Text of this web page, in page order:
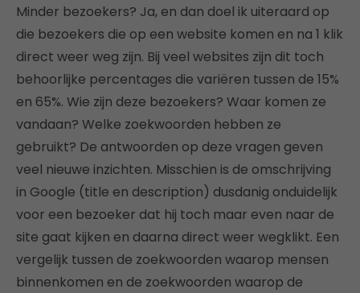
Minder bezoekers? Ja, en dan doel ik uiteraard op
die bezoekers die op een website komen en na 1 klik
direct weer weg zijn. Bij veel websites zijn dit toch
behoorlijke percentages die variëren tussen de 15%
en 65%. Wie zijn deze bezoekers? Waar komen ze
vandaan? Welke zoekwoorden hebben ze
gebruikt? De antwoorden op deze vragen geven
veel nieuwe inzichten. Misschien is de omschrijving
in Google (title en description) dusdanig onduidelijk
voor een bezoeker dat hij toch maar even naar de
site gaat kijken en daarna direct weer wegklikt. Een
vergelijk tussen de zoekwoorden waarop mensen
binnenkomen en de zoekwoorden waarop de